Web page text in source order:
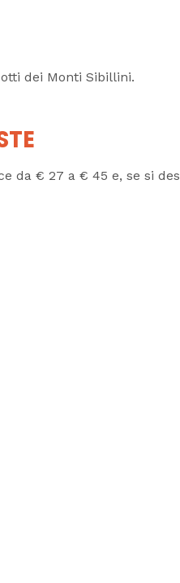
dei Monti Sibillini.
da € 27 a € 45 e, se si